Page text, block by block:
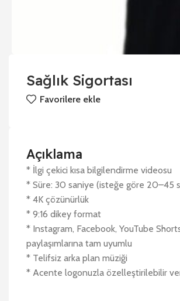
Sağlık Sigortası
Favorilere ekle
Açıklama
* İlgi çekici kısa bilgilendirme videosu
* Süre: 30 saniye (isteğe göre 20–45
* 4K çözünürlük
* 9:16 dikey format
* Instagram, Facebook, YouTube
paylaşımlarına tam uyumlu
* Telifsiz arka plan müziği
* Acente logonuzla özelleştirilebilir